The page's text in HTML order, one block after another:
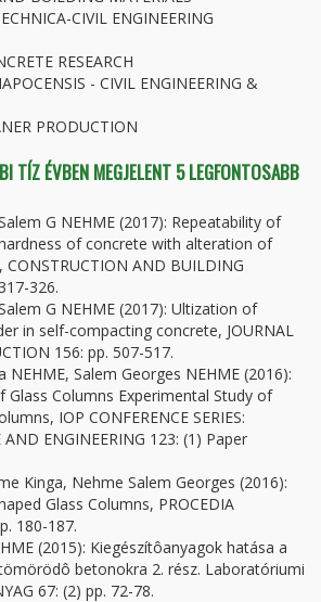
CIVIL ENGINEERING
RESEARCH
- CIVIL ENGINEERING &
PRODUCTION
TÍZ ÉVBEN MEGJELENT 5 LEGFONTOSABB
G NEHME (2017): Repeatability of
of concrete with alteration of
AND BUILDING
326.
G NEHME (2017): Ultization of
in self-compacting concrete, JOURNAL
156: pp. 507-517.
NEHME, Salem Georges NEHME (2016):
Glass Columns Experimental Study of
IOP CONFERENCE SERIES:
AND ENGINEERING 123: (1) Paper
Kinga, Nehme Salem Georges (2016):
Glass Columns, PROCEDIA
180-187.
(2015): Kiegészítôanyagok hatása a
betonokra 2. rész. Laboratóriumi
67: (2) pp. 72-78.